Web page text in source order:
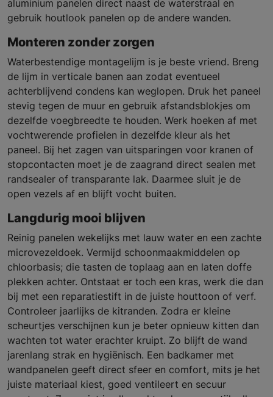
aluminium panelen direct naast de waterstraal en
gebruik houtlook panelen op de andere wanden.
Monteren zonder zorgen
Waterbestendige montagelijm is je beste vriend. Breng
de lijm in verticale banen aan zodat eventueel
achterblijvend condens kan weglopen. Druk het paneel
stevig tegen de muur en gebruik afstandsblokjes om
dezelfde voegbreedte te houden. Werk hoeken af met
vocht­werende profielen in dezelfde kleur als het
paneel. Bij het zagen van uitsparingen voor kranen of
stopcontacten moet je de zaagrand direct sealen met
randsealer of transparante lak. Daarmee sluit je de
open vezels af en blijft vocht buiten.
Langdurig mooi blijven
Reinig panelen wekelijks met lauw water en een zachte
microvezeldoek. Vermijd schoonmaak­middelen op
chloorbasis; die tasten de toplaag aan en laten doffe
plekken achter. Ontstaat er toch een kras, werk die dan
bij met een reparatiestift in de juiste houttoon of verf.
Controleer jaarlijks de kitranden. Zodra er kleine
scheurtjes verschijnen kun je beter opnieuw kitten dan
wachten tot water erachter kruipt. Zo blijft de wand
jarenlang strak en hygiënisch. Een badkamer met
wandpanelen geeft direct sfeer en comfort, mits je het
juiste materiaal kiest, goed ventileert en secuur